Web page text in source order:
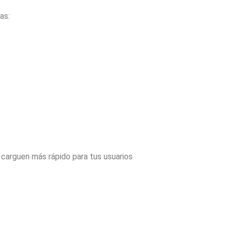
más rápido para tus usuarios